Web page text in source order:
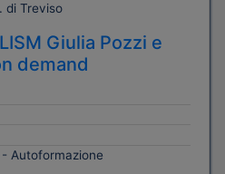
di Treviso
Giulia Pozzi e
demand
Autoformazione